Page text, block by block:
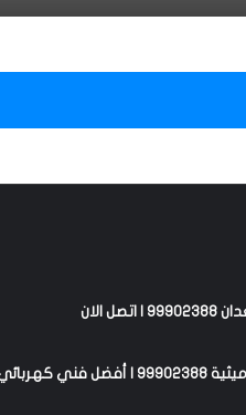
منذ 4 أسابيع
2026-06-02 الان
24 ساعة